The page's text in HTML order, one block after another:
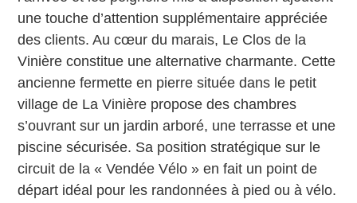
une touche d’attention supplémentaire appréciée
des clients. Au cœur du marais, Le Clos de la
Vinière constitue une alternative charmante. Cette
ancienne fermette en pierre située dans le petit
village de La Vinière propose des chambres
s’ouvrant sur un jardin arboré, une terrasse et une
piscine sécurisée. Sa position stratégique sur le
circuit de la « Vendée Vélo » en fait un point de
départ idéal pour les randonnées à pied ou à vélo.